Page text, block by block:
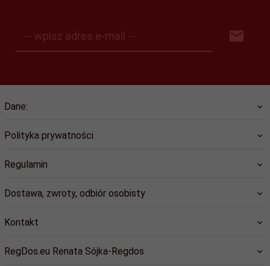
-- wpisz adres e-mail --
Dane:
Polityka prywatności
Regulamin
Dostawa, zwroty, odbiór osobisty
Kontakt
RegDos.eu Renata Sójka-Regdos